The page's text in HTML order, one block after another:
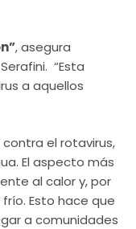
, asegura
“Esta
a aquellos
el rotavirus,
El aspecto más
al calor y, por
Esto hace que
a comunidades